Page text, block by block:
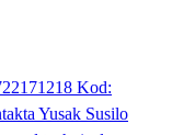
Kod:
Yusak Susilo